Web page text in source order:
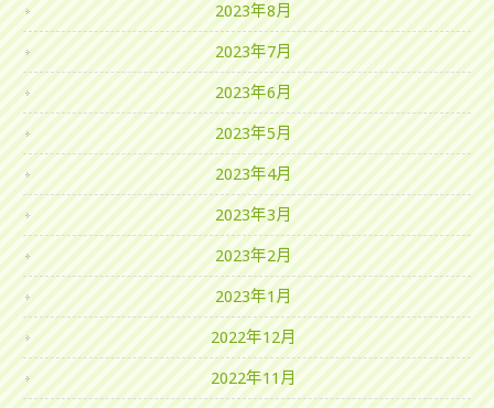
2023年8月
2023年7月
2023年6月
2023年5月
2023年4月
2023年3月
2023年2月
2023年1月
2022年12月
2022年11月